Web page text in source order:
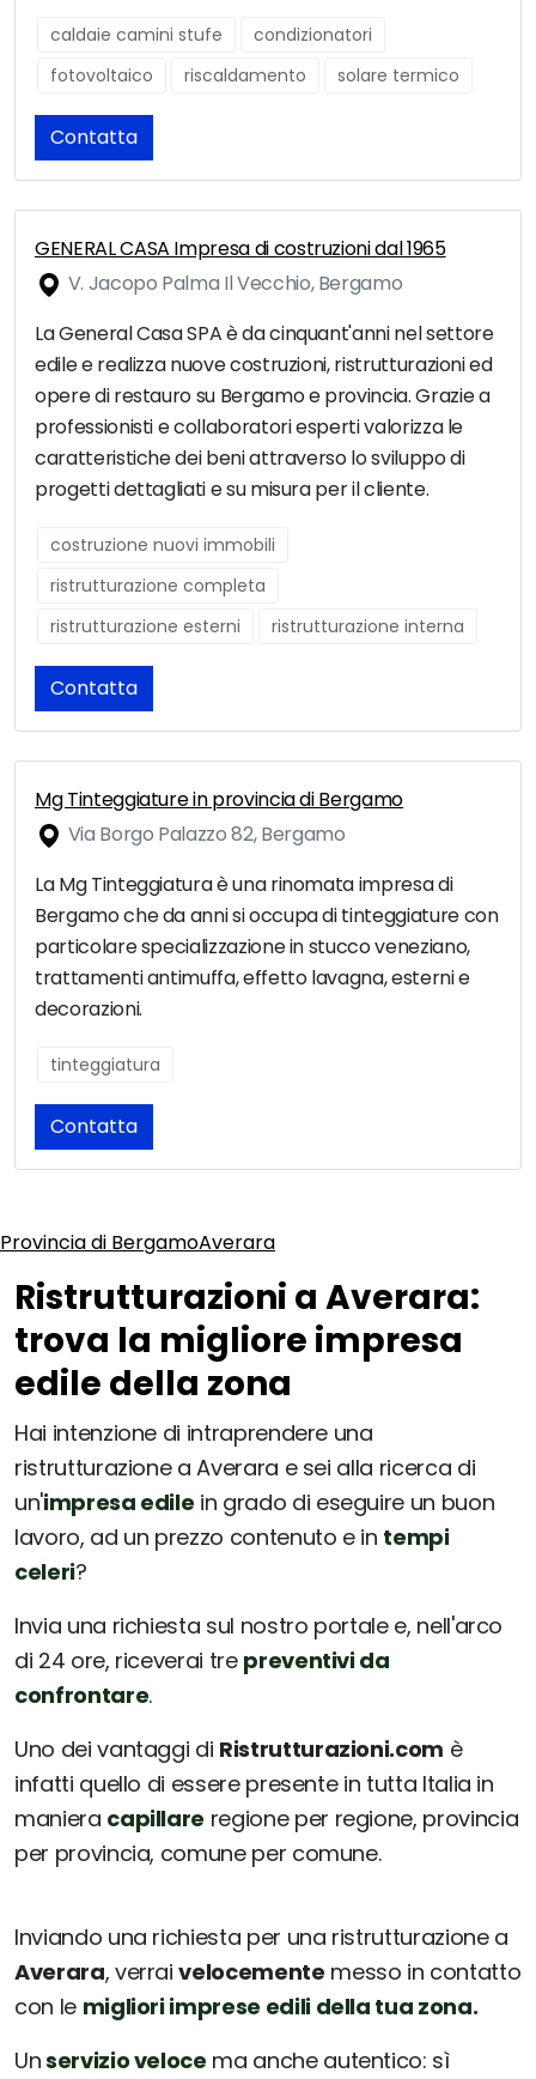
caldaie camini stufe
condizionatori
fotovoltaico
riscaldamento solare termico
Contatta
GENERAL CASA Impresa di costruzioni dal 1965
V. Jacopo Palma Il Vecchio, Bergamo
La General Casa SPA è da cinquant'anni nel settore
edile e realizza nuove costruzioni, ristrutturazioni ed
opere di restauro su Bergamo e provincia. Grazie a
professionisti e collaboratori esperti valorizza le
caratteristiche dei beni attraverso lo sviluppo di
progetti dettagliati e su misura per il cliente.
costruzione nuovi immobili
ristrutturazione completa
ristrutturazione esterni
ristrutturazione interna
Contatta
Mg Tinteggiature in provincia di Bergamo
Via Borgo Palazzo 82, Bergamo
La Mg Tinteggiatura è una rinomata impresa di
Bergamo che da anni si occupa di tinteggiature con
particolare specializzazione in stucco veneziano,
trattamenti antimuffa, effetto lavagna, esterni e
decorazioni.
tinteggiatura
Contatta
Provincia di BergamoAverara
Ristrutturazioni a Averara:
trova la migliore impresa
edile della zona
Hai intenzione di intraprendere una
ristrutturazione a Averara e sei alla ricerca di
un'impresa edile in grado di eseguire un buon
lavoro, ad un prezzo contenuto e in tempi
celeri?
Invia una richiesta sul nostro portale e, nell'arco
di 24 ore, riceverai tre preventivi da
confrontare.
Uno dei vantaggi di Ristrutturazioni.com è
infatti quello di essere presente in tutta Italia in
maniera capillare regione per regione, provincia
per provincia, comune per comune.
Inviando una richiesta per una ristrutturazione a
Averara, verraivelocemente messo in contatto
con le migliori imprese edili della tua zona.
Unservizio veloce ma anche autentico: sì